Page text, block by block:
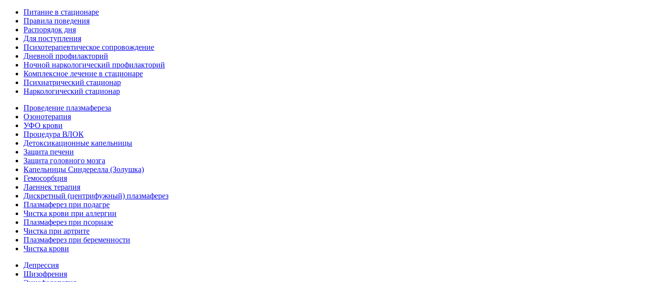
Питание в стационаре
Правила поведения
Распорядок дня
Для поступления
Психотерапевтическое сопровождение
Дневной профилакторий
Ночной наркологический профилакторий
Комплексное лечение в стационаре
Психиатрический стационар
Наркологический стационар
Проведение плазмафереза
Озонотерапия
УФО крови
Процедура ВЛОК
Детоксикационные капельницы
Защита печени
Защита головного мозга
Капельницы Синдерелла (Золушка)
Гемосорбция
Лаеннек терапия
Дискретный (центрифужный) плазмаферез
Плазмаферез при подагре
Чистка крови при аллергии
Плазмаферез при псориазе
Чистка при артрите
Плазмаферез при беременности
Чистка крови
Депрессия
Шизофрения